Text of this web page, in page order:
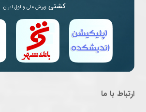
کشتی ورزش ملی و اول ایران
ارتباط با ما